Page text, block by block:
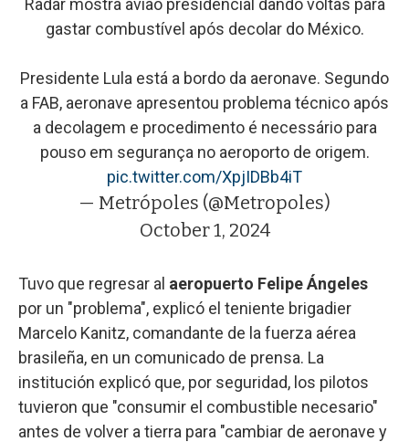
Radar mostra avião presidencial dando voltas para
gastar combustível após decolar do México.
Presidente Lula está a bordo da aeronave. Segundo
a FAB, aeronave apresentou problema técnico após
a decolagem e procedimento é necessário para
pouso em segurança no aeroporto de origem.
pic.twitter.com/XpjIDBb4iT
— Metrópoles (@Metropoles)
October 1, 2024
Tuvo que regresar al aeropuerto Felipe Ángeles
por un "problema", explicó el teniente brigadier
Marcelo Kanitz, comandante de la fuerza aérea
brasileña, en un comunicado de prensa. La
institución explicó que, por seguridad, los pilotos
tuvieron que "consumir el combustible necesario"
antes de volver a tierra para "cambiar de aeronave y